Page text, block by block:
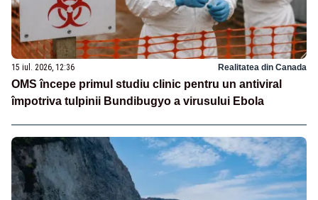
15 iul. 2026, 12:36 Realitatea din Canada
OMS începe primul studiu clinic pentru un antiviral
împotriva tulpinii Bundibugyo a virusului Ebola